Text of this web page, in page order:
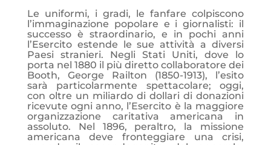
Le uniformi, i gradi, le fanfare colpiscono
l’immaginazione popolare e i giornalisti: il
successo è straordinario, e in pochi anni
l’Esercito estende le sue attività a diversi
Paesi stranieri. Negli Stati Uniti, dove lo
porta nel 1880 il più diretto collaboratore dei
Booth, George Railton (1850-1913), l’esito
sarà particolarmente spettacolare; oggi,
con oltre un miliardo di dollari di donazioni
ricevute ogni anno, l’Esercito è la maggiore
organizzazione caritativa americana in
assoluto. Nel 1896, peraltro, la missione
americana deve fronteggiare una crisi,